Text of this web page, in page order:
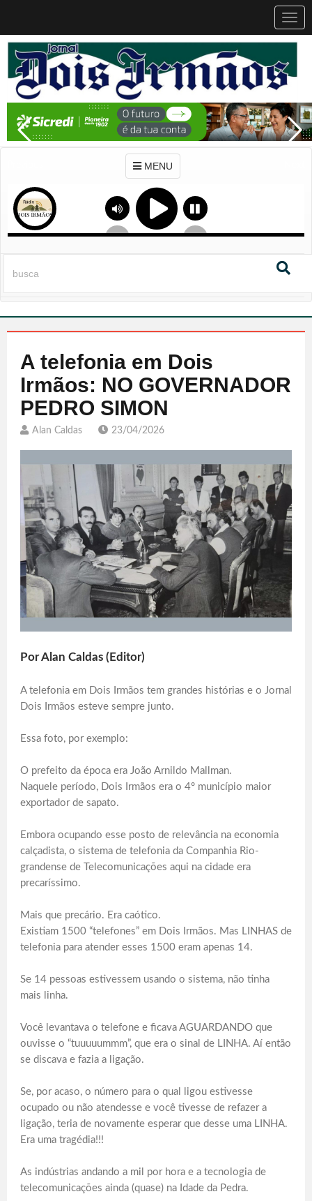
MENU
A telefonia em Dois
Irmãos: NO GOVERNADOR
PEDRO SIMON
Alan Caldas 23/04/2026
Por Alan Caldas (Editor)
A telefonia em Dois Irmãos tem grandes histórias e o Jornal
Dois Irmãos esteve sempre junto.
Essa foto, por exemplo:
O prefeito da época era João Arnildo Mallman.
Naquele período, Dois Irmãos era o 4° município maior
exportador de sapato.
Embora ocupando esse posto de relevância na economia
calçadista, o sistema de telefonia da Companhia Rio-
grandense de Telecomunicações aqui na cidade era
precaríssimo.
Mais que precário. Era caótico.
Existiam 1500 “telefones” em Dois Irmãos. Mas LINHAS de
telefonia para atender esses 1500 eram apenas 14.
Se 14 pessoas estivessem usando o sistema, não tinha
mais linha.
Você levantava o telefone e ficava AGUARDANDO que
ouvisse o “tuuuuummm”, que era o sinal de LINHA. Aí então
se discava e fazia a ligação.
Se, por acaso, o número para o qual ligou estivesse
ocupado ou não atendesse e você tivesse de refazer a
ligação, teria de novamente esperar que desse uma LINHA.
Era uma tragédia!!!
As indústrias andando a mil por hora e a tecnologia de
telecomunicações ainda (quase) na Idade da Pedra.